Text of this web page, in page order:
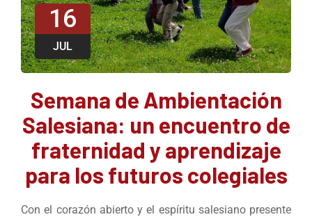
16
JUL
Semana de Ambientación
Salesiana: un encuentro de
fraternidad y aprendizaje
para los futuros colegiales
Con el corazón abierto y el espíritu salesiano presente